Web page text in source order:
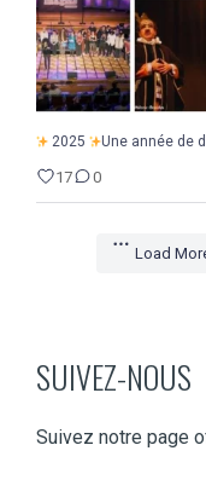
2025 Une année de
17 0
Load
SUIVEZ-NOUS
Suivez notre page